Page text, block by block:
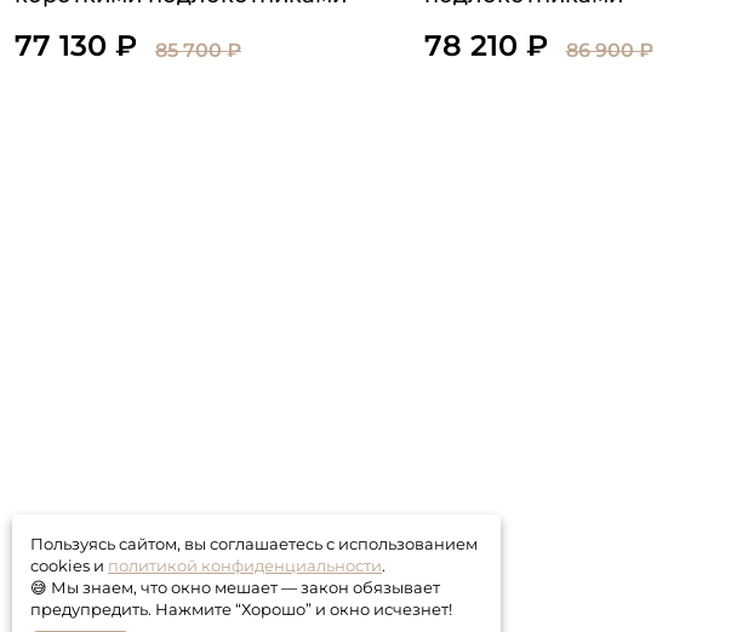
77 130 ₽ 85 700 ₽ 78 210 ₽ 86 900 ₽
Пользуясь сайтом, вы соглашаетесь с использованием
cookies и политикой конфиденциальности.
😅 Мы знаем, что окно мешает — закон обязывает
предупредить. Нажмите “Хорошо” и окно исчезнет!